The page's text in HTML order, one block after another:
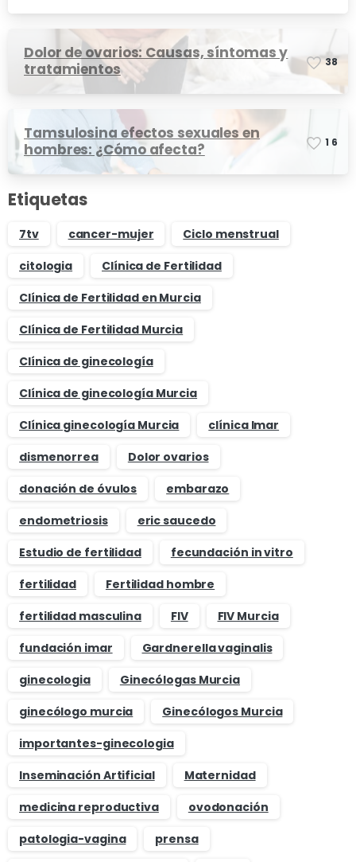
Dolor de ovarios: Causas, síntomas y
tratamientos
38
Tamsulosina efectos sexuales en
hombres: ¿Cómo afecta?
1 6
Etiquetas
7tv cancer-mujer
Ciclo menstrual
citologia
Clínica de Fertilidad
Clínica de Fertilidad en Murcia
Clínica de Fertilidad Murcia
Clínica de ginecología
Clínica de ginecología Murcia
Clínica ginecología Murcia
clínica Imar
dismenorrea
Dolor ovarios
donación de óvulos
embarazo
endometriosis
eric saucedo
Estudio de fertilidad
fecundación in vitro
fertilidad
Fertilidad hombre
fertilidad masculina
FIV
FIV Murcia
fundación imar
Gardnerella vaginalis
ginecologia
Ginecólogas Murcia
ginecólogo murcia
Ginecólogos Murcia
importantes-ginecologia
Inseminación Artificial
Maternidad
medicina reproductiva
ovodonación
patologia-vagina
prensa